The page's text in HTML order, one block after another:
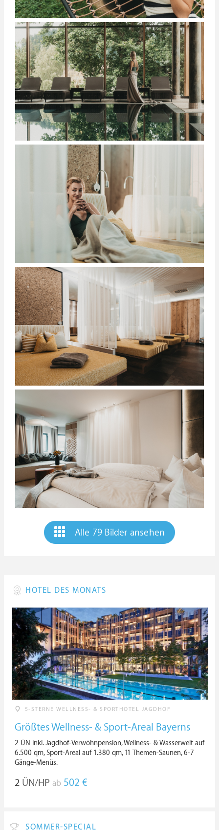
Alle 79 Bilder ansehen
HOTEL DES MONATS
5-STERNE WELLNESS- & SPORTHOTEL JAGDHOF
Größtes Wellness- & Sport-Areal Bayerns
2 ÜN inkl. Jagdhof-Verwöhnpension, Wellness- & Wasserwelt auf
6.500 qm, Sport-Areal auf 1.380 qm, 11 Themen-Saunen, 6-7
Gänge-Menüs.
2 ÜN/HP ab 502 €
SOMMER-SPECIAL